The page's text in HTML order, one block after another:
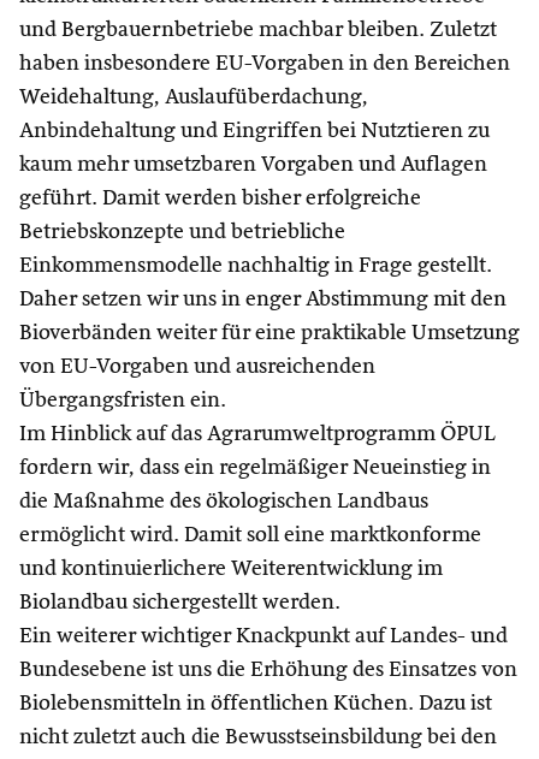
und Bergbauernbetriebe machbar bleiben. Zuletzt
haben insbesondere EU-Vorgaben in den Bereichen
Weidehaltung, Auslaufüberdachung,
Anbindehaltung und Eingriffen bei Nutztieren zu
kaum mehr umsetzbaren Vorgaben und Auflagen
geführt. Damit werden bisher erfolgreiche
Betriebskonzepte und betriebliche
Einkommensmodelle nachhaltig in Frage gestellt.
Daher setzen wir uns in enger Abstimmung mit den
Bioverbänden weiter für eine praktikable Umsetzung
von EU-Vorgaben und ausreichenden
Übergangsfristen ein.
Im Hinblick auf das Agrarumweltprogramm ÖPUL
fordern wir, dass ein regelmäßiger Neueinstieg in
die Maßnahme des ökologischen Landbaus
ermöglicht wird. Damit soll eine marktkonforme
und kontinuierlichere Weiterentwicklung im
Biolandbau sichergestellt werden.
Ein weiterer wichtiger Knackpunkt auf Landes- und
Bundesebene ist uns die Erhöhung des Einsatzes von
Biolebensmitteln in öffentlichen Küchen. Dazu ist
nicht zuletzt auch die Bewusstseinsbildung bei den